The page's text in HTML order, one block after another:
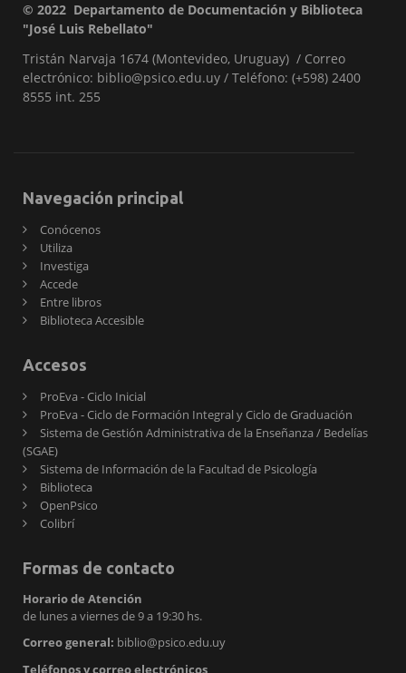
Pie
de
página
© 2022 Departamento de Documentación y Biblioteca
"José Luis Rebellato"
Tristán Narvaja 1674 (Montevideo, Uruguay) / Correo
electrónico: biblio@psico.edu.uy / Teléfono: (+598) 2400
8555 int. 255
Navegación principal
Conócenos
Utiliza
Investiga
Accede
Entre libros
Biblioteca Accesible
Accesos
ProEva - Ciclo Inicial
ProEva - Ciclo de Formación Integral y Ciclo de Graduación
Sistema de Gestión Administrativa de la Enseñanza / Bedelías
(SGAE)
Sistema de Información de la Facultad de Psicología
Biblioteca
OpenPsico
Colibrí
Formas de contacto
Horario de Atención
de lunes a viernes de 9 a 19:30 hs.
Correo general: biblio@psico.edu.uy
Teléfonos y correo electrónicos